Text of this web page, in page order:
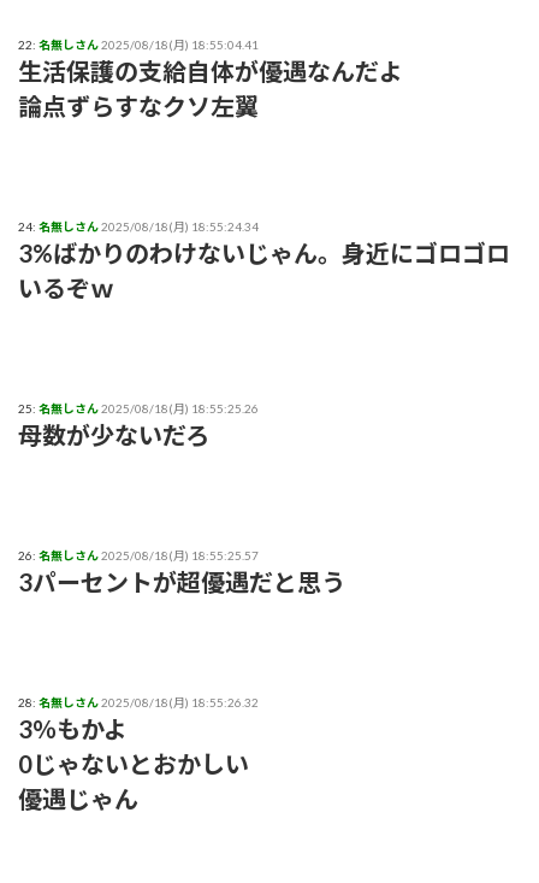
22: 名無しさん2025/08/18(月) 18:55:04.41
生活保護の支給自体が優遇なんだよ
論点ずらすなクソ左翼
24: 名無しさん2025/08/18(月) 18:55:24.34
3%ばかりのわけないじゃん。身近にゴロゴロ
いるぞｗ
25: 名無しさん2025/08/18(月) 18:55:25.26
母数が少ないだろ
26: 名無しさん2025/08/18(月) 18:55:25.57
3パーセントが超優遇だと思う
28: 名無しさん2025/08/18(月) 18:55:26.32
3％もかよ
0じゃないとおかしい
優遇じゃん